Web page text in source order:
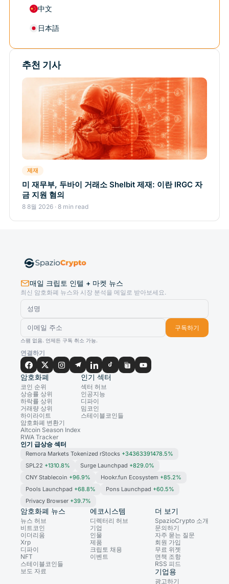
中文
日本語
추천 기사
제재
미 재무부, 두바이 거래소 Shelbit 제재: 이란 IRGC 자
금 지원 혐의
8 8월 2026 · 8 min read
매일 크립토 인텔 + 마켓 뉴스
최신 암호화폐 뉴스와 시장 분석을 메일로 받아보세요.
구독하기
스팸 없음. 언제든 구독 취소 가능.
연결하기
암호화폐
코인 순위
상승률 상위
하락률 상위
거래량 상위
하이라이트
암호화폐 변환기
Altcoin Season Index
RWA Tracker
인기 섹터
섹터 허브
인공지능
디파이
밈코인
스테이블코인들
인기 급상승 섹터
Remora Markets Tokenized rStocks +34363391478.5%
SPL22 +1310.8% Surge Launchpad +829.0%
CNY Stablecoin +96.9% Hookr.fun Ecosystem +85.2%
Pools Launchpad +68.8% Pons Launchpad +60.5%
Privacy Browser +39.7%
암호화폐 뉴스
뉴스 허브
비트코인
이더리움
Xrp
디파이
NFT
스테이블코인들
보도 자료
에코시스템
디렉터리 허브
기업
인물
제품
크립토 채용
이벤트
더 보기
SpazioCrypto 소개
문의하기
자주 묻는 질문
회원 가입
무료 위젯
면책 조항
RSS 피드
기업용
광고하기